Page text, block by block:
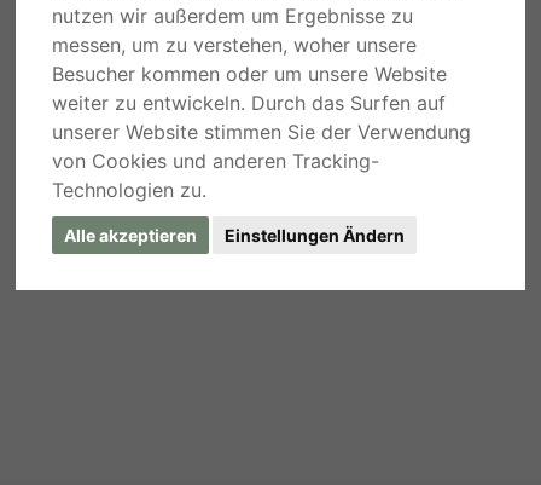
nutzen wir außerdem um Ergebnisse zu
messen, um zu verstehen, woher unsere
Besucher kommen oder um unsere Website
weiter zu entwickeln. Durch das Surfen auf
unserer Website stimmen Sie der Verwendung
von Cookies und anderen Tracking-
Technologien zu.
Alle akzeptieren Einstellungen Ändern